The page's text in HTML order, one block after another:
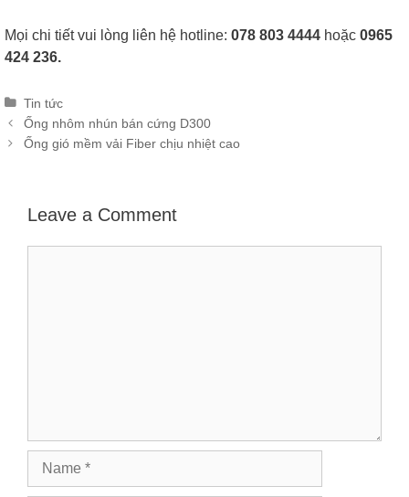
Mọi chi tiết vui lòng liên hệ hotline: 078 803 4444 hoặc 0965
424 236.
Categories
Tin tức
Post
navigation
Ống nhôm nhún bán cứng D300
Ống gió mềm vải Fiber chịu nhiệt cao
Leave a Comment
Name